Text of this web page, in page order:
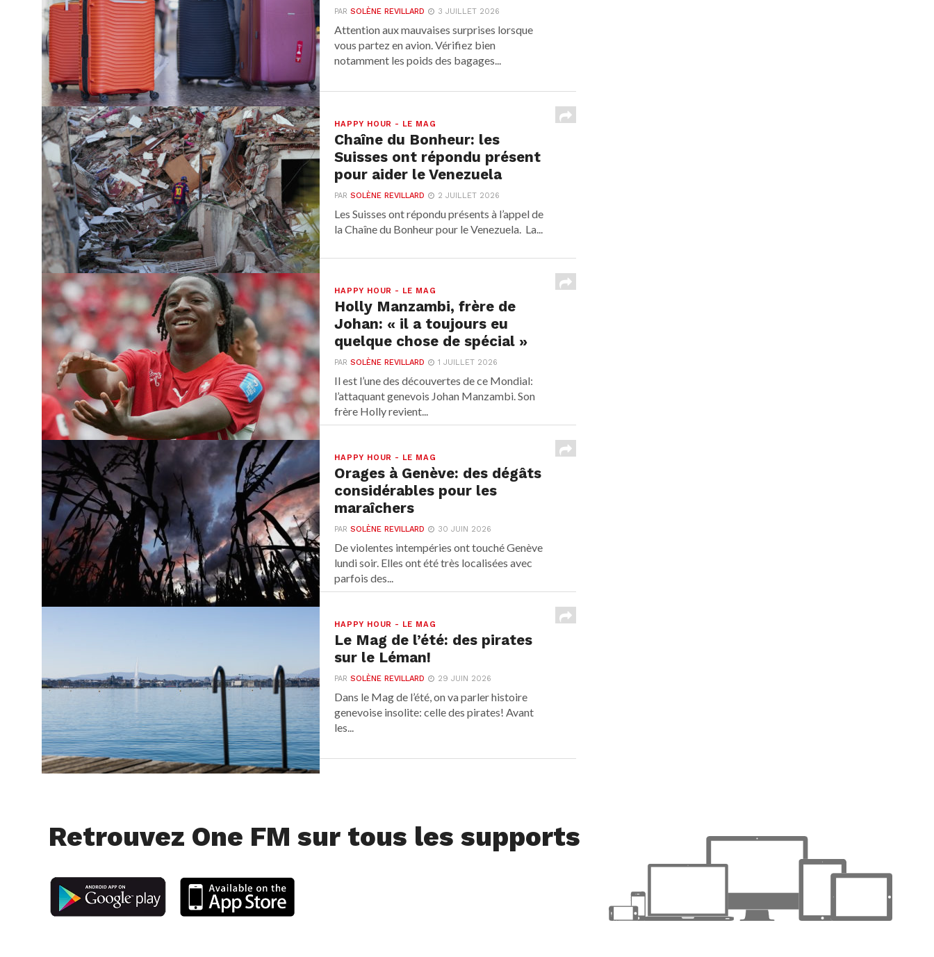
PARSOLÈNE REVILLARD 3 JUILLET 2026
Attention aux mauvaises surprises lorsque
vous partez en avion. Vérifiez bien
notamment les poids des bagages...
HAPPY HOUR - LE MAG
Chaîne du Bonheur: les
Suisses ont répondu présent
pour aider le Venezuela
PARSOLÈNE REVILLARD 2 JUILLET 2026
Les Suisses ont répondu présents à l’appel de
la Chaîne du Bonheur pour le Venezuela. La...
HAPPY HOUR - LE MAG
Holly Manzambi, frère de
Johan: « il a toujours eu
quelque chose de spécial »
PARSOLÈNE REVILLARD 1 JUILLET 2026
Il est l’une des découvertes de ce Mondial:
l’attaquant genevois Johan Manzambi. Son
frère Holly revient...
HAPPY HOUR - LE MAG
Orages à Genève: des dégâts
considérables pour les
maraîchers
PARSOLÈNE REVILLARD 30 JUIN 2026
De violentes intempéries ont touché Genève
lundi soir. Elles ont été très localisées avec
parfois des...
HAPPY HOUR - LE MAG
Le Mag de l’été: des pirates
sur le Léman!
PARSOLÈNE REVILLARD 29 JUIN 2026
Dans le Mag de l’été, on va parler histoire
genevoise insolite: celle des pirates! Avant
les...
Retrouvez One FM sur tous les supports